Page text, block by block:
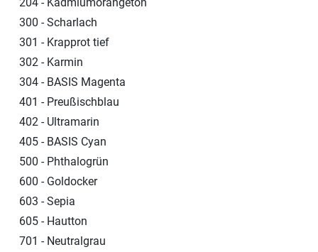
300 - Scharlach
301 - Krapprot tief
302 - Karmin
304 - BASIS Magenta
401 - Preußischblau
402 - Ultramarin
405 - BASIS Cyan
500 - Phthalogrün
600 - Goldocker
603 - Sepia
605 - Hautton
701 - Neutralgrau